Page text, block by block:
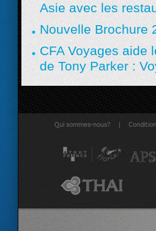
Asie avec les
Nouvelle Brochure
CFA Voyages
de Tony Parker :
Qui sommes-nous? |